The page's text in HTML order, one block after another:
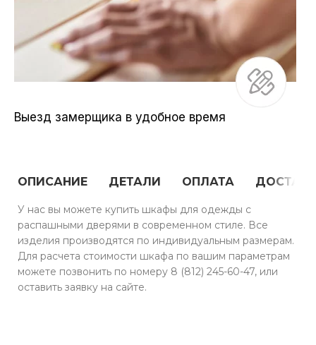
Выезд замерщика в удобное время
ОПИСАНИЕ ДЕТАЛИ ОПЛАТА
У нас вы можете купить шкафы для одежды с
распашными дверями в современном стиле. Все
изделия производятся по индивидуальным размерам.
Для расчета стоимости шкафа по вашим параметрам
можете позвонить по номеру 8 (812) 245-60-47, или
оставить заявку на сайте.